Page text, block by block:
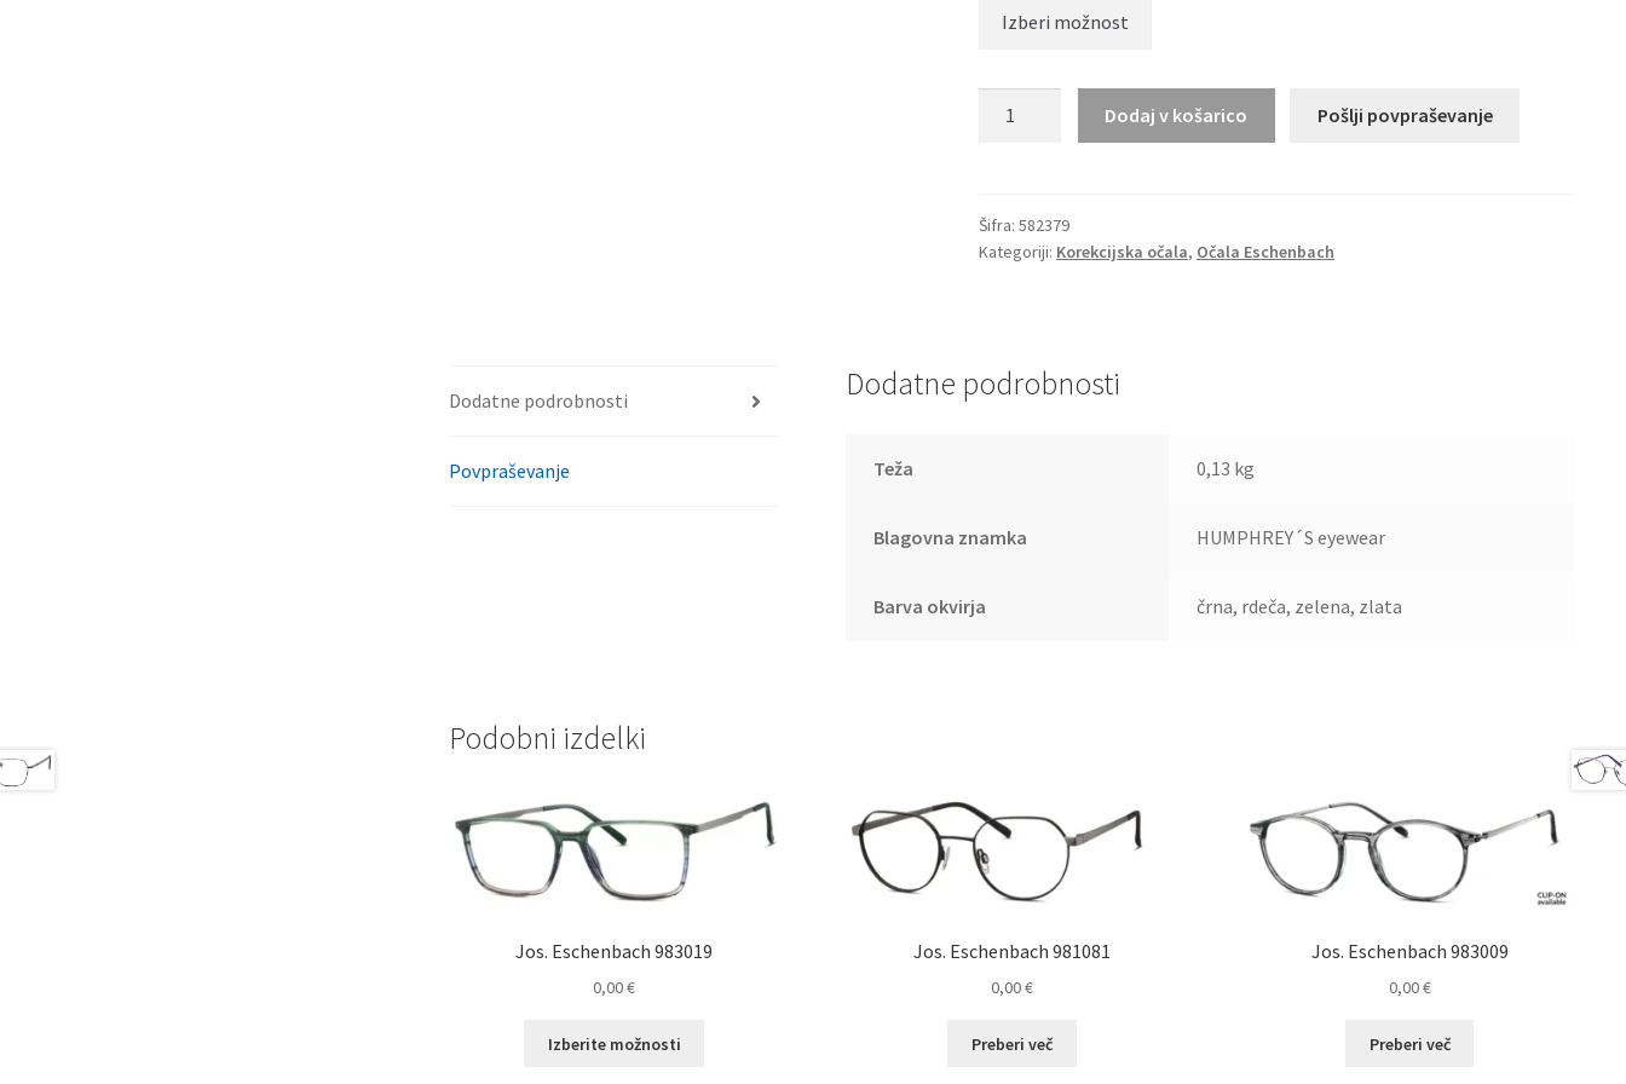
količina
Dodaj v košarico Pošlji povpraševanje
Šifra: 582379
Kategoriji: Korekcijska očala, Očala Eschenbach
Dodatne podrobnosti
Povpraševanje
Dodatne podrobnosti
Teža 0,13 kg
Blagovna znamka HUMPHREY´S eyewear
Barva okvirja črna, rdeča, zelena, zlata
Podobni izdelki
Jos. Eschenbach 983019
0,00€
Izberite možnosti
Jos. Eschenbach 981081
0,00€
Preberi več
Jos. Eschenbach 983009
0,00€
Preberi več